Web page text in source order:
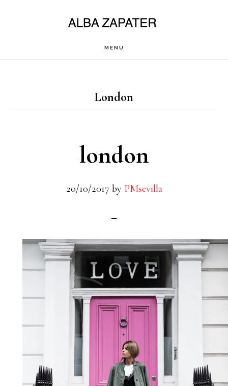
MENU
London
london
20/10/2017 by PMsevilla